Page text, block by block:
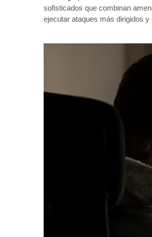
sofisticados que combinan
ejecutar ataques más dirigidos y